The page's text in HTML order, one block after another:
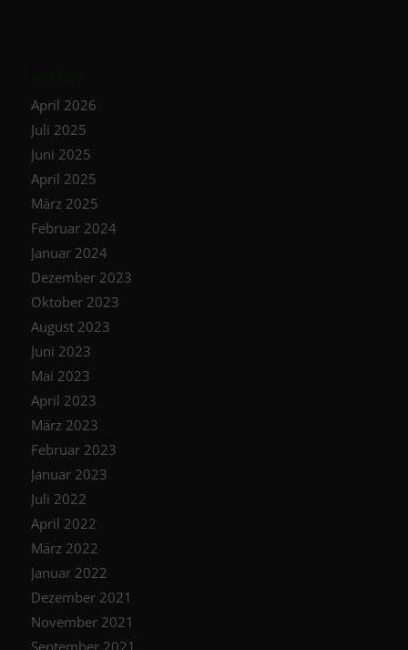
April 2026
Juli 2025
Juni 2025
April 2025
März 2025
Februar 2024
Januar 2024
Dezember 2023
Oktober 2023
August 2023
Juni 2023
Mai 2023
April 2023
März 2023
Februar 2023
Januar 2023
Juli 2022
April 2022
März 2022
Januar 2022
Dezember 2021
November 2021
September 2021